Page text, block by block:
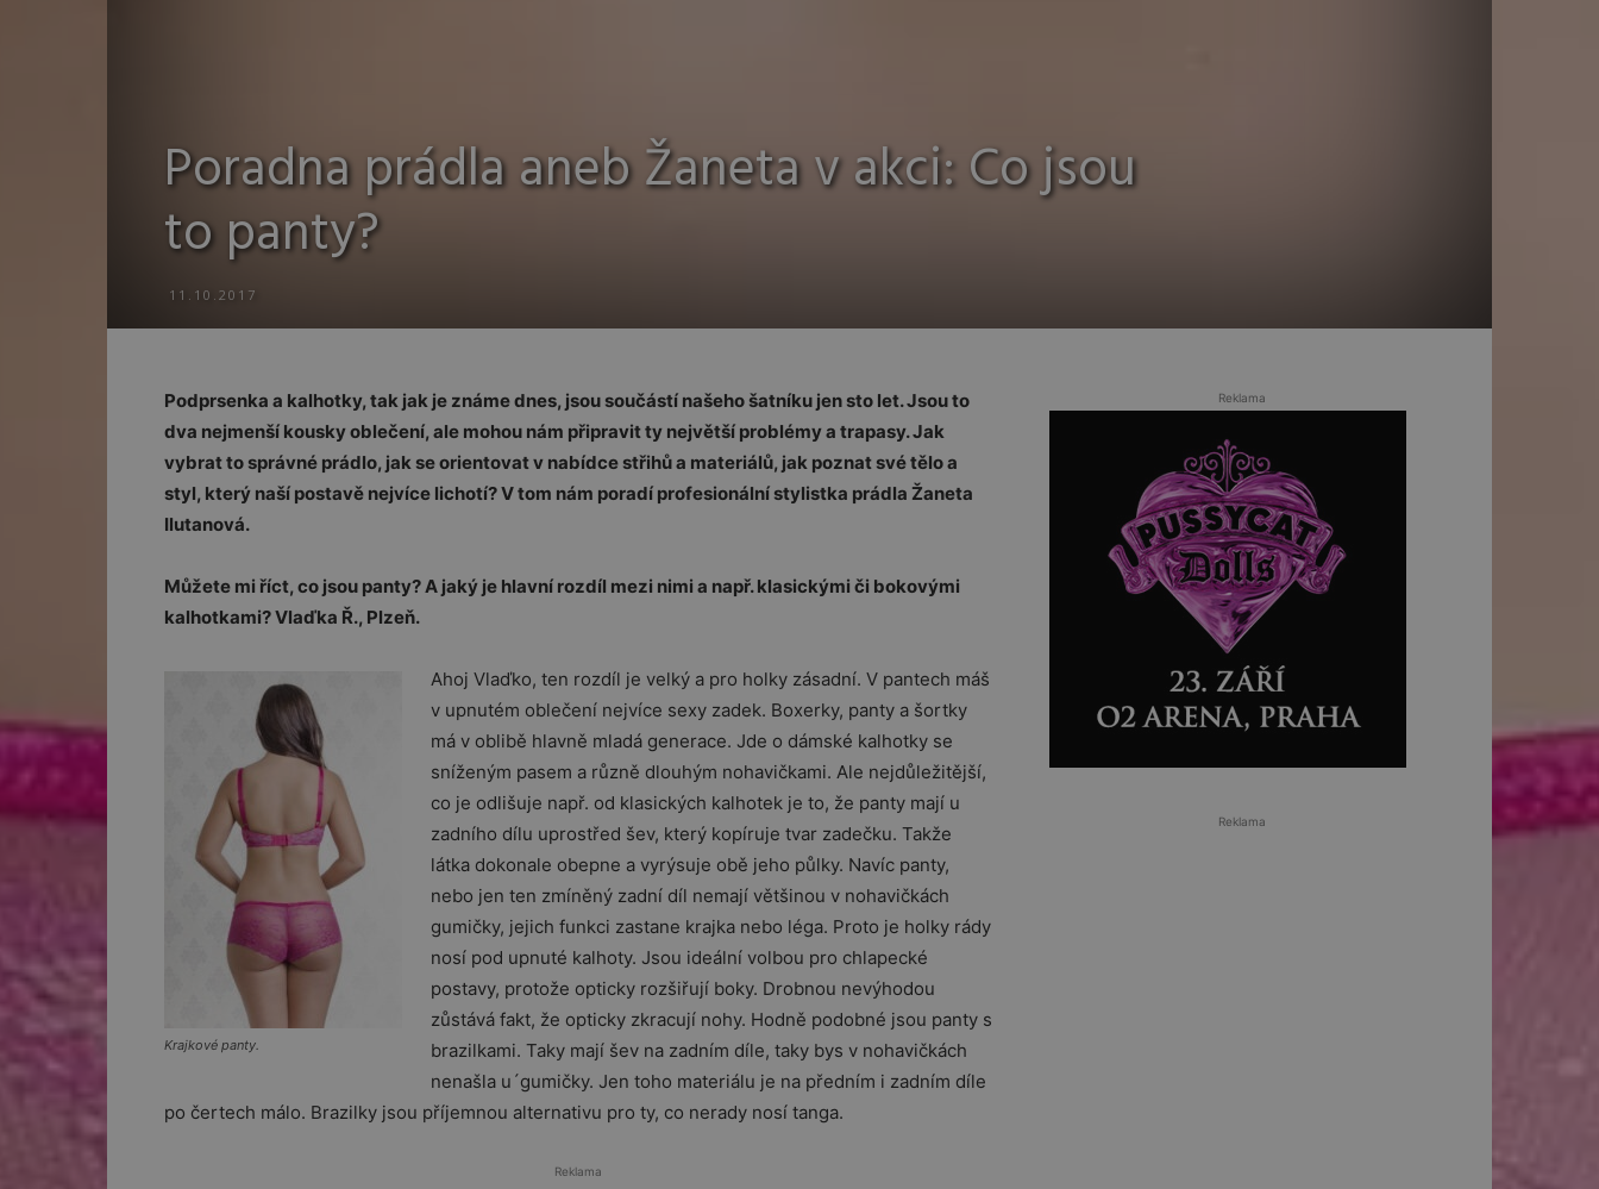
Poradna prádla aneb Žaneta v akci: Co jsou
to panty?
11.10.2017
Podprsenka a kalhotky, tak jak je známe dnes, jsou součástí našeho šatníku jen sto let. Jsou to
dva nejmenší kousky oblečení, ale mohou nám připravit ty největší problémy a trapasy. Jak
vybrat to správné prádlo, jak se orientovat v nabídce střihů a materiálů, jak poznat své tělo a
styl, který naší postavě nejvíce lichotí? V tom nám poradí profesionální stylistka prádla Žaneta
Ilutanová.
Můžete mi říct, co jsou panty? A jaký je hlavní rozdíl mezi nimi a např. klasickými či bokovými
kalhotkami? Vlaďka Ř., Plzeň.
Krajkové panty.
Ahoj Vlaďko, ten rozdíl je velký a pro holky zásadní. V pantech máš
v upnutém oblečení nejvíce sexy zadek. Boxerky, panty a šortky
má v oblibě hlavně mladá generace. Jde o dámské kalhotky se
sníženým pasem a různě dlouhým nohavičkami. Ale nejdůležitější,
co je odlišuje např. od klasických kalhotek je to, že panty mají u
zadního dílu uprostřed šev, který kopíruje tvar zadečku. Takže
látka dokonale obepne a vyrýsuje obě jeho půlky. Navíc panty,
nebo jen ten zmíněný zadní díl nemají většinou v nohavičkách
gumičky, jejich funkci zastane krajka nebo léga. Proto je holky rády
nosí pod upnuté kalhoty. Jsou ideální volbou pro chlapecké
postavy, protože opticky rozšiřují boky. Drobnou nevýhodou
zůstává fakt, že opticky zkracují nohy. Hodně podobné jsou panty s
brazilkami. Taky mají šev na zadním díle, taky bys v nohavičkách
nenašla u´gumičky. Jen toho materiálu je na předním i zadním díle
po čertech málo. Brazilky jsou příjemnou alternativu pro ty, co nerady nosí tanga.
Reklama
Reklama
Reklama